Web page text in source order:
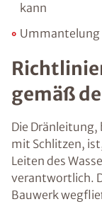
kann
Ummantelung
gemäß
Die Dränleitung,
mit Schlitzen,
Leiten des
verantwortlich.
Bauwerk